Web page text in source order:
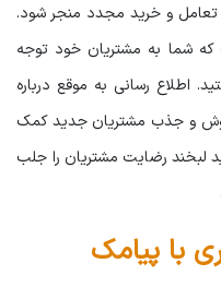
تعامل و خرید مجدد منجر شود.
شما به مشتریان خود توجه
اطلاع رسانی به موقع درباره
و جذب مشتریان جدید کمک
لبخند رضایت مشتریان را جلب
با پیامک